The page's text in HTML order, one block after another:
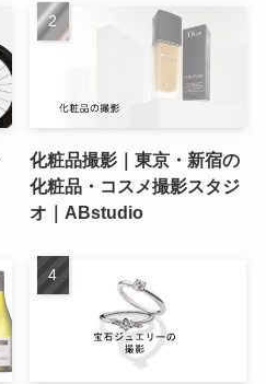
化粧品撮影｜東京・新宿の
化粧品・コスメ撮影スタジ
オ｜ABstudio